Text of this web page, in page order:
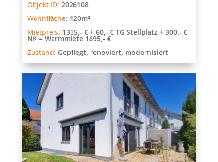
Objekt ID: 2026108
Wohnfläche: 120m²
Mietpreis: 1335,- € + 60,- € TG Stellplatz + 300,- €
NK = Warmmiete 1695,- €
Zustand: Gepflegt, renoviert, modernisiert